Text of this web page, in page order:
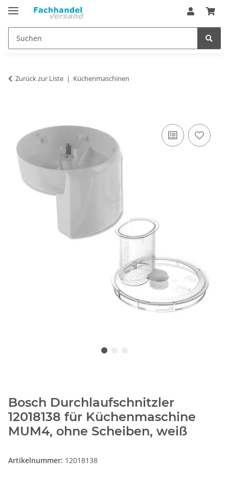
Zurück zur Liste Küchenmaschinen
Bosch Durchlaufschnitzler
12018138 für Küchenmaschine
MUM4, ohne Scheiben, weiß
Artikelnummer: 12018138